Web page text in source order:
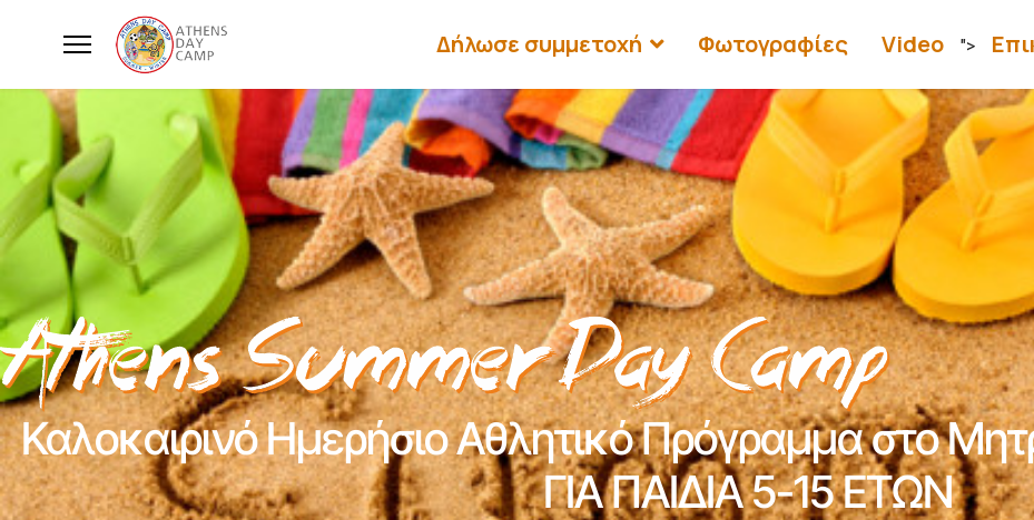
Δήλωσε συμμετοχή Φωτογραφίες Video ">
Καλοκαιρινό Ημερήσιο Αθλητικό Πρόγραμμα στο
ΓΙΑ ΠΑΙΔΙΑ 5-15 ΕΤΩΝ